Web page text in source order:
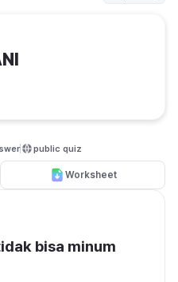
public quiz
Worksheet
bisa minum